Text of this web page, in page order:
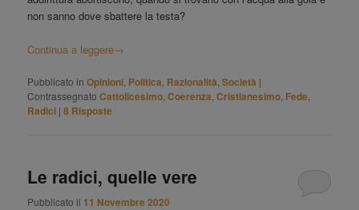
non sanno dove sbattere la testa?
Continua a leggere→
Pubblicato in Opinioni Politica Razionalità ,Società |
Contrassegnato Cattolicesimo ,Coerenza ,Cristianesimo Fede
Radici |8 Risposte
Le radici, quelle vere
Pubblicato il 11 Novembre 2020